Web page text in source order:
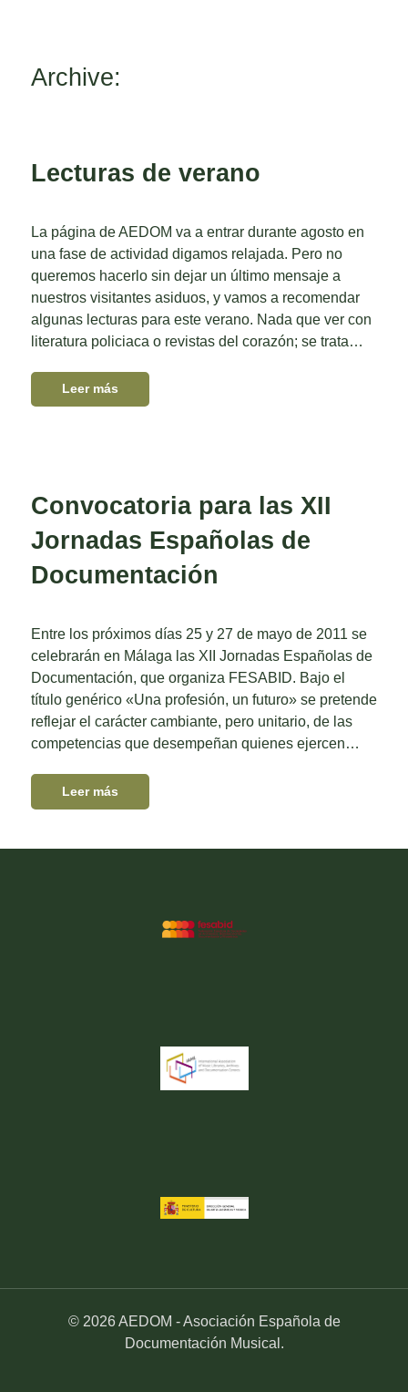
Archive:
Lecturas de verano
La página de AEDOM va a entrar durante agosto en
una fase de actividad digamos relajada. Pero no
queremos hacerlo sin dejar un último mensaje a
nuestros visitantes asiduos, y vamos a recomendar
algunas lecturas para este verano. Nada que ver con
literatura policiaca o revistas del corazón; se trata…
Leer más
Convocatoria para las XII
Jornadas Españolas de
Documentación
Entre los próximos días 25 y 27 de mayo de 2011 se
celebrarán en Málaga las XII Jornadas Españolas de
Documentación, que organiza FESABID. Bajo el
título genérico «Una profesión, un futuro» se pretende
reflejar el carácter cambiante, pero unitario, de las
competencias que desempeñan quienes ejercen…
Leer más
© 2026 AEDOM - Asociación Española de
Documentación Musical.